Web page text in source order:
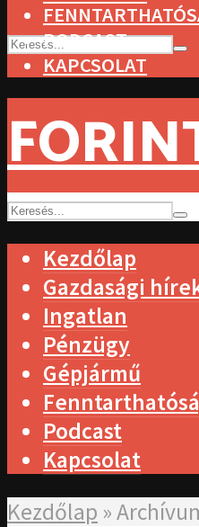
PODCAST
KAPCSOLAT
Kezdőlap
Gazdasági
Ingatlan
Pénzügy
Gépjármű
Podcast
Kapcsolat
Kezdőlap »